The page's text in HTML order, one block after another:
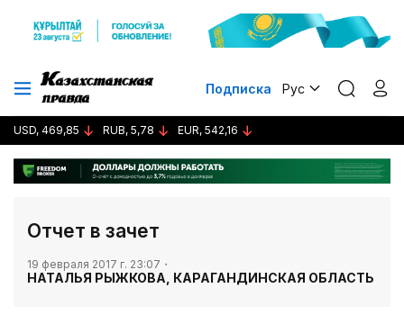
Подписка Рус
USD, 469,85 RUB, 5,78 EUR, 542,16
​Отчет в зачет
19 февраля 2017 г. 23:07
НАТАЛЬЯ РЫЖКОВА, КАРАГАНДИНСКАЯ ОБЛАСТЬ